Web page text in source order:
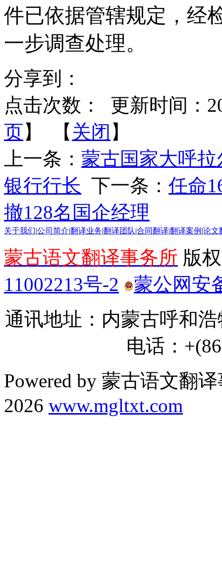
件已依据管辖规定，经
一步调查处理。
分享到：
点击次数：
更新时间：
页】 【 关闭 】
上一条： 蒙古国家大呼
银行行长 下一条： 任命
撤128名国企经理
关于我们 公司简介 翻译业务 翻译团队 合同翻译 翻译案例 论文
蒙古语文翻译事务所 版
11002213号-2
蒙公网安
通讯地址：内蒙古呼和
电话：
Powered by 蒙古语文翻
2026 www.mgltxt.com